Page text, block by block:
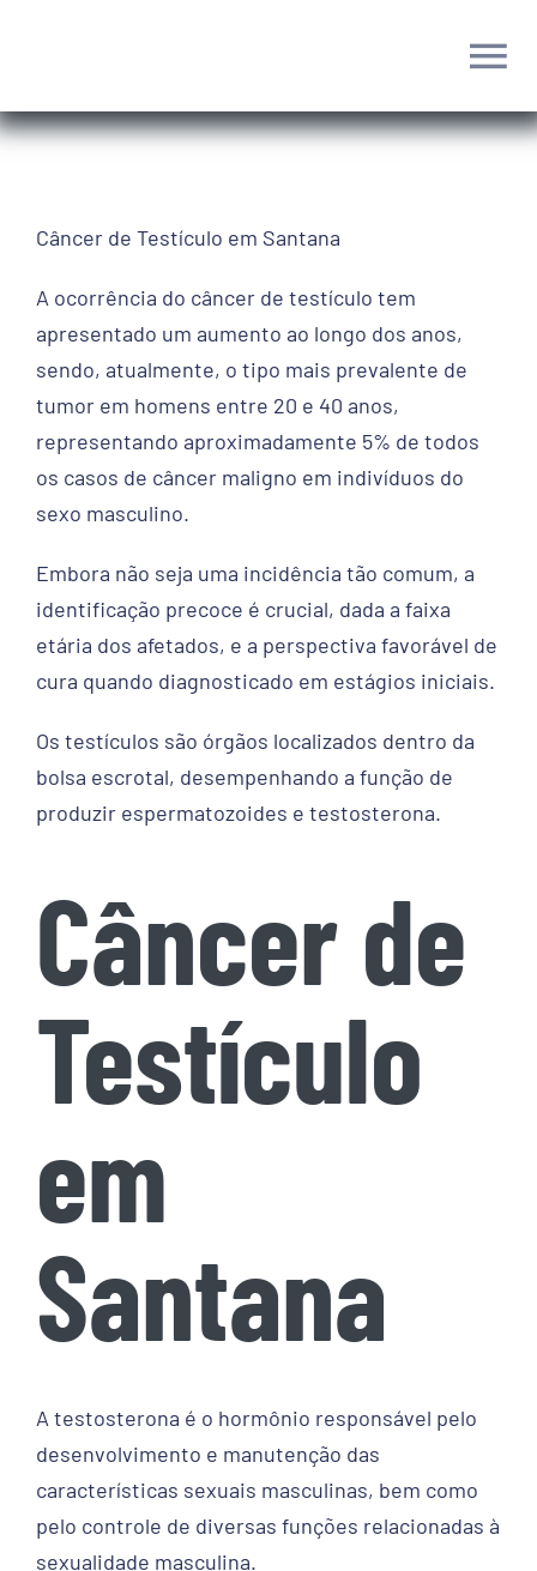
conteúdo
Home
Cirurgia Robótica
Tratamentos
Câncer de Testículo em Santana
A ocorrência do câncer de testículo tem
apresentado um aumento ao longo dos anos,
sendo, atualmente, o tipo mais prevalente de
tumor em homens entre 20 e 40 anos,
representando aproximadamente 5% de todos
os casos de câncer maligno em indivíduos do
sexo masculino.
Embora não seja uma incidência tão comum, a
identificação precoce é crucial, dada a faixa
etária dos afetados, e a perspectiva favorável de
cura quando diagnosticado em estágios iniciais.
Os testículos são órgãos localizados dentro da
bolsa escrotal, desempenhando a função de
produzir espermatozoides e testosterona.
Câncer de
Testículo
em
Santana
A testosterona é o hormônio responsável pelo
desenvolvimento e manutenção das
características sexuais masculinas, bem como
pelo controle de diversas funções relacionadas à
sexualidade masculina.